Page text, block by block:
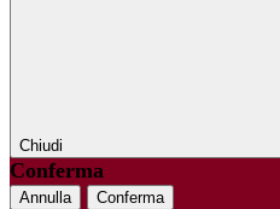
Chiudi
Conferma
Annulla Conferma